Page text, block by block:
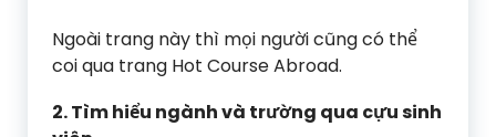
Ngoài trang này thì mọi người cũng có thể
coi qua trang Hot Course Abroad.
2. Tìm hiểu ngành và trường qua cựu sinh